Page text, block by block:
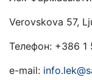
Verovskova 57,
Телефон: +386 1
e-mail: